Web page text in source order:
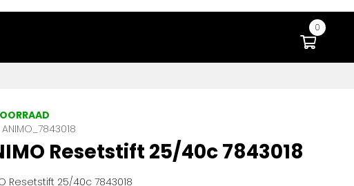
0
ANIMO_7843018
Resetstift 25/40c 7843018
Resetstift 25/40c 7843018